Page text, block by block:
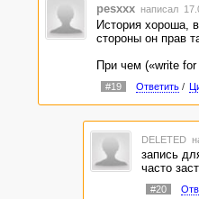
pesxxx написал
История хороша,
стороны он прав
При чем («write
#19 Ответить/
DELETED
запись
часто
#20